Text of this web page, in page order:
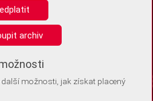
jedná o stejné zařízení, a
do vašeho zařízení, abychom se
je kdykoli později upravit ve Správě
archiv
další možnosti, jak získat placený